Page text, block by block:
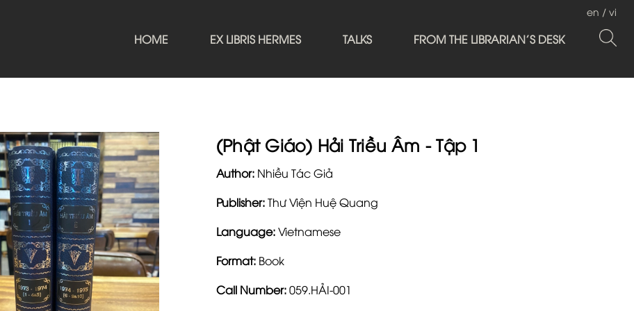
HOME EX LIBRIS HERMES TALKS FROM THE LIBRARIAN'S DESK
en / vi
(Phật Giáo) Hải Triều Âm - Tập 1
Author:Nhiều Tác Giả
Publisher:Thư Viện Huệ Quang
Language:Vietnamese
Format:Book
Call Number:059.HẢI-001